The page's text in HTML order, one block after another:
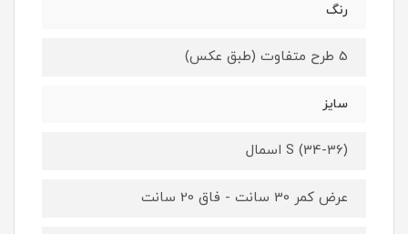
رنگ
5 طرح متفاوت (طبق عکس)
سایز
S (34-36) اسمال
عرض کمر 30 سانت - فاق 20 سانت